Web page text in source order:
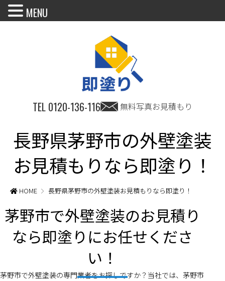
TEL 0120-136-116 無料写真お見積もり
長野県茅野市の外壁塗装
お見積もりなら即塗り！
HOME 長野県茅野市の外壁塗装お見積もりなら即塗り！
茅野市で外壁塗装のお見積り
なら即塗りにお任せくださ
い！
茅野市で外壁塗装の専門業者をお探しですか？当社では、茅野市
MENU